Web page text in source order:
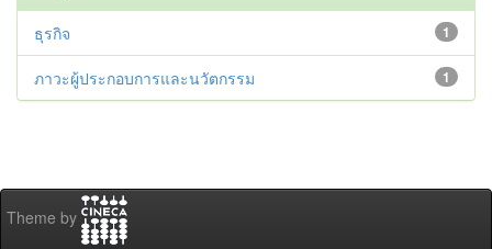
1
ธุรกิจ
1
ภาวะผู้ประกอบการและนวัตกรรม
Theme by